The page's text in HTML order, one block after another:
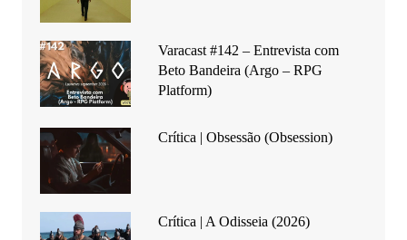
Varacast #142 – Entrevista com
Beto Bandeira (Argo – RPG
Platform)
Crítica | Obsessão (Obsession)
Crítica | A Odisseia (2026)